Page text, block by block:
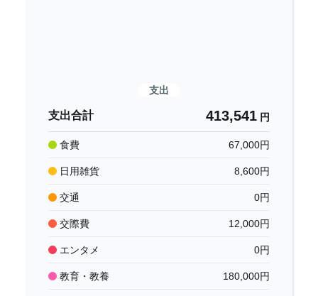
支出
支出合計 413,541 円
食費 67,000円
日用雑貨 8,600円
交通 0円
交際費 12,000円
エンタメ 0円
教育・教養 180,000円